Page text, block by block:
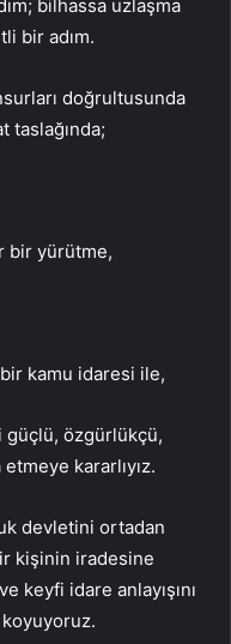
bilhassa uzlaşma
bir adım.
doğrultusunda
taslağında;
bir yürütme,
kamu idaresi ile,
güçlü, özgürlükçü,
kararlıyız.
devletini ortadan
kişinin iradesine
keyfi idare anlayışını
koyuyoruz.